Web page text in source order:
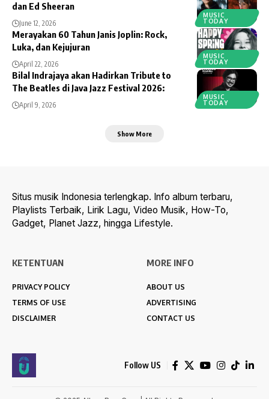
MUSIC
TODAY
dan Ed Sheeran
June 12, 2026
MUSIC
TODAY
Merayakan 60 Tahun Janis Joplin: Rock,
Luka, dan Kejujuran
April 22, 2026
MUSIC
TODAY
Bilal Indrajaya akan Hadirkan Tribute to
The Beatles di Java Jazz Festival 2026:
April 9, 2026
Show More
Situs musik Indonesia terlengkap. Info album terbaru,
Playlists Terbaik, Lirik Lagu, Video Musik, How-To,
Gadget, Planet Jazz, hingga Lifestyle.
KETENTUAN
PRIVACY POLICY
TERMS OF USE
DISCLAIMER
MORE INFO
ABOUT US
ADVERTISING
CONTACT US
Follow US